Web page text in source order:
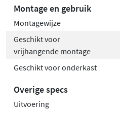
Montage en gebruik
Montagewijze
Geschikt voor
vrijhangende montage
Geschikt voor onderkast
Overige specs
Uitvoering